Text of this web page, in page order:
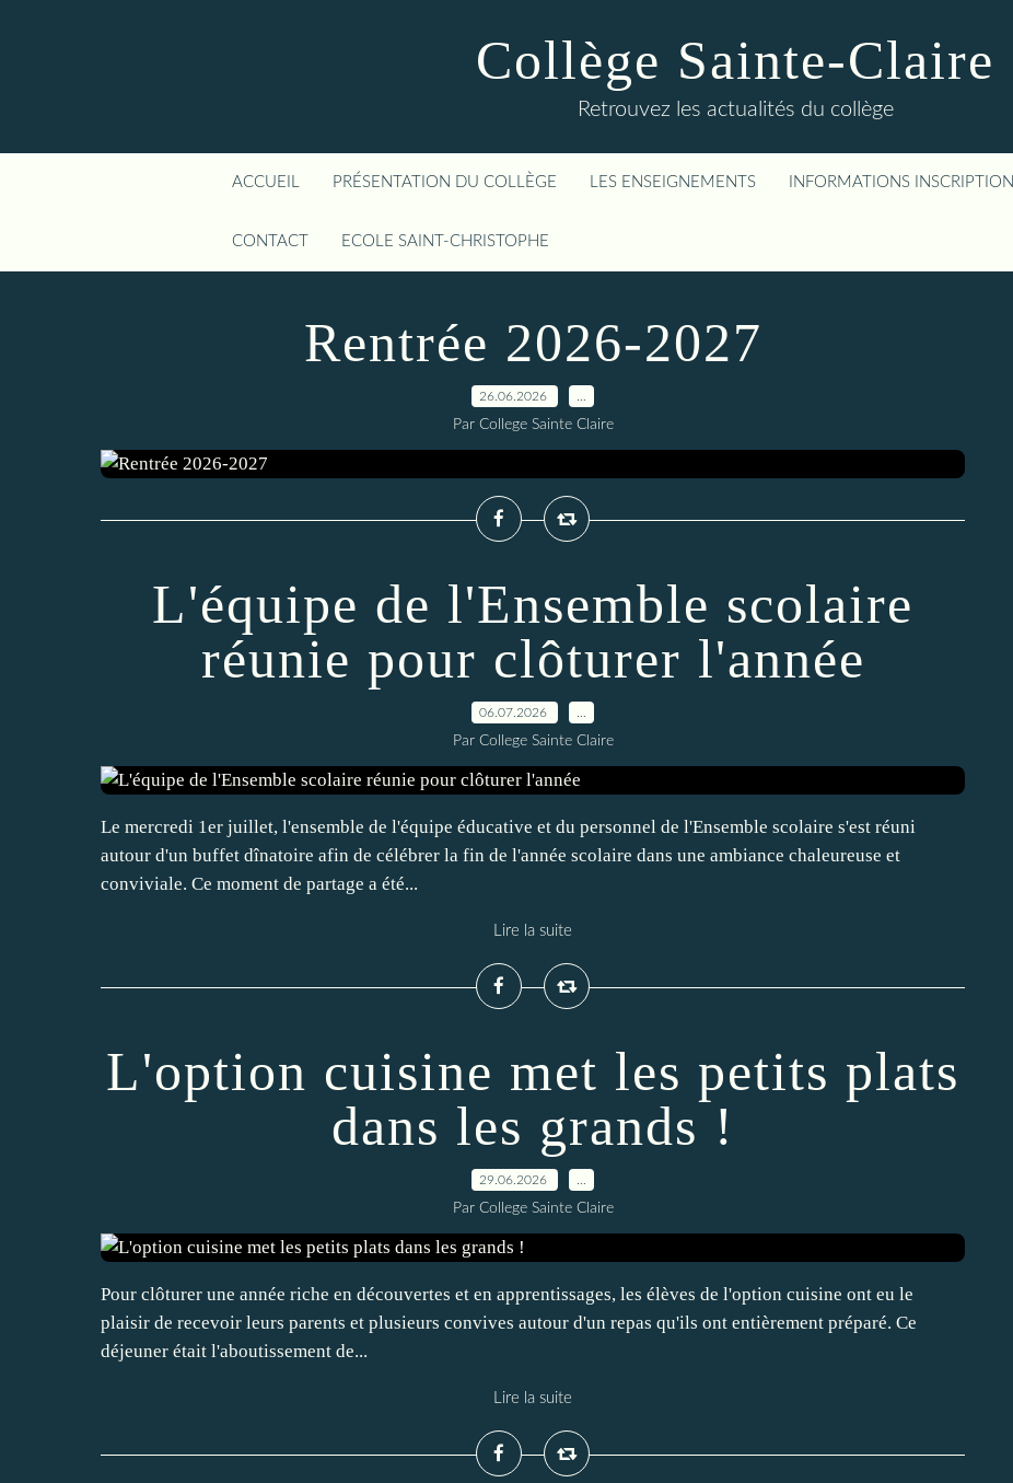
Collège Sainte-Claire
Retrouvez les actualités du collège
ACCUEIL PRÉSENTATION DU COLLÈGE LES ENSEIGNEMENTS INFORMATIONS INSCRIPTION
CONTACT ECOLE SAINT-CHRISTOPHE
Rentrée 2026-2027
26.06.2026
Par College Sainte Claire
L'équipe de l'Ensemble scolaire
réunie pour clôturer l'année
06.07.2026
Par College Sainte Claire
Le mercredi 1er juillet, l'ensemble de l'équipe éducative et du personnel de l'Ensemble scolaire s'est réuni
autour d'un buffet dînatoire afin de célébrer la fin de l'année scolaire dans une ambiance chaleureuse et
conviviale. Ce moment de partage a été...
Lire la suite
L'option cuisine met les petits plats
dans les grands !
29.06.2026
Par College Sainte Claire
Pour clôturer une année riche en découvertes et en apprentissages, les élèves de l'option cuisine ont eu le
plaisir de recevoir leurs parents et plusieurs convives autour d'un repas qu'ils ont entièrement préparé. Ce
déjeuner était l'aboutissement de...
Lire la suite